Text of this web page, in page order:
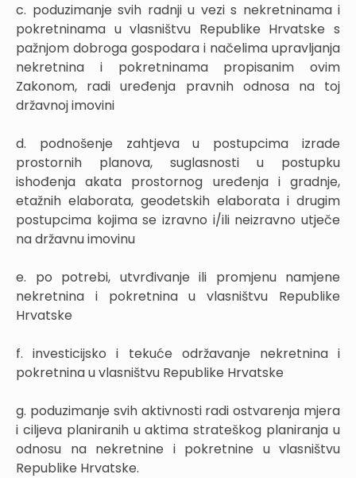
c. poduzimanje svih radnji u vezi s nekretninama i
pokretninama u vlasništvu Republike Hrvatske s
pažnjom dobroga gospodara i načelima upravljanja
nekretnina i pokretninama propisanim ovim
Zakonom, radi uređenja pravnih odnosa na toj
državnoj imovini
d. podnošenje zahtjeva u postupcima izrade
prostornih planova, suglasnosti u postupku
ishođenja akata prostornog uređenja i gradnje,
etažnih elaborata, geodetskih elaborata i drugim
postupcima kojima se izravno i/ili neizravno utječe
na državnu imovinu
e. po potrebi, utvrđivanje ili promjenu namjene
nekretnina i pokretnina u vlasništvu Republike
Hrvatske
f. investicijsko i tekuće održavanje nekretnina i
pokretnina u vlasništvu Republike Hrvatske
g. poduzimanje svih aktivnosti radi ostvarenja mjera
i ciljeva planiranih u aktima strateškog planiranja u
odnosu na nekretnine i pokretnine u vlasništvu
Republike Hrvatske.